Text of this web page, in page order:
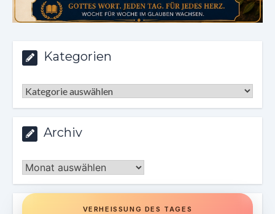
Kategorien
Kategorien
Archiv
Archiv
VERHEISSUNG DES TAGES